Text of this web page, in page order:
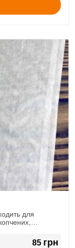
для
85 грн